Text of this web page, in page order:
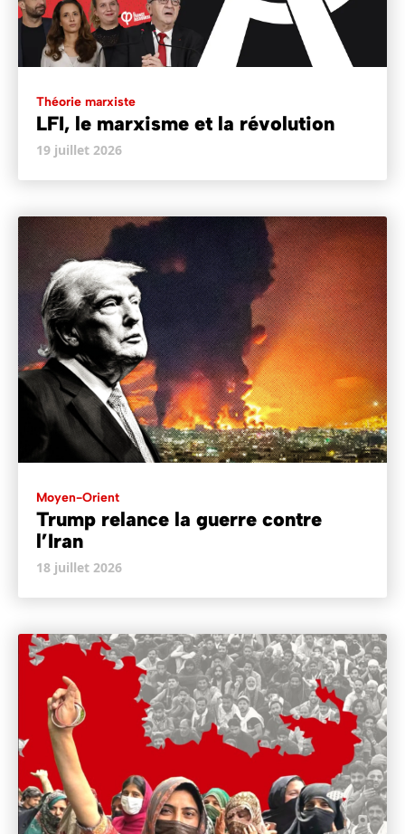
Théorie marxiste
LFI, le marxisme et la révolution
19 juillet 2026
Moyen-Orient
Trump relance la guerre contre
l’Iran
18 juillet 2026